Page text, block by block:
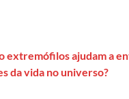
extremófilos ajudam a
da vida no universo?